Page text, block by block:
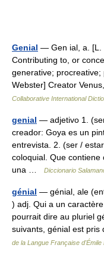
Genial — Gen ial, a. [L.
Contributing to, or
generative;
Webster] Creator
Collaborative International
genial — adjetivo 1.
creador: Goya es un
entrevista. 2. (ser /
coloquial. Que
una …
Diccionario
génial — génial, ale
) adj. Qui a un
pourrait dire au pluriel
suivants, génial est
de la Langue Française d'Émile